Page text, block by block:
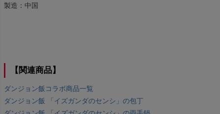
製造：中国
【関連商品】
ダンジョン飯コラボ商品一覧
ダンジョン飯 「イズガンダのセンシ」の包丁